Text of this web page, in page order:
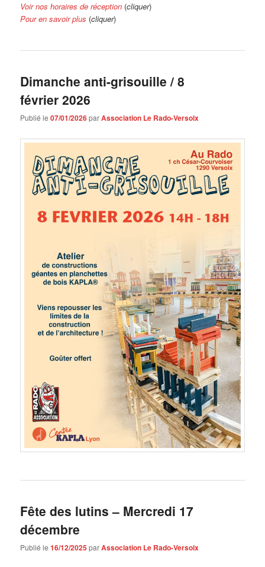
Voir nos horaires de réception (cliquer)
Pour en savoir plus (cliquer)
Dimanche anti-grisouille / 8
février 2026
Publié le07/01/2026parAssociation Le Rado-Versoix
Fête des lutins – Mercredi 17
décembre
Publié le16/12/2025parAssociation Le Rado-Versoix